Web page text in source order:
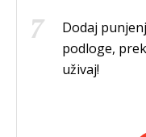
Dodaj
podloge,
uživaj!